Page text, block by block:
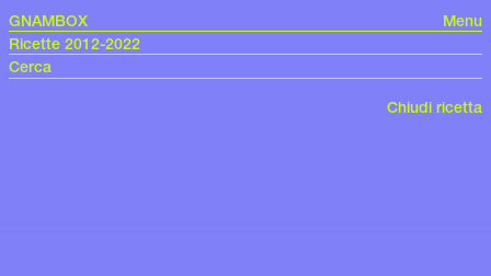
GNAMBOX
Menu
Ricette 2012-2022
Chiudi ricetta